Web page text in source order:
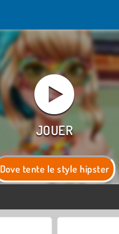
Dove tente le style hipster